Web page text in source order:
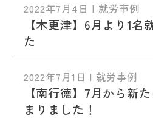
2022年7月4日 | 就労事例
【木更津】6月より1名
た
2022年7月1日 | 就労事例
【南行徳】7月から新
まりました！